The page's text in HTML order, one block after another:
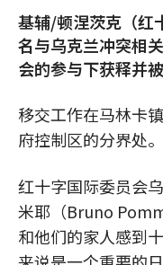
基辅/顿涅茨克（
名与乌克兰冲突相
会的参与下获释并
移交工作在马林卡
府控制区的分界处。
红十字国际委员会
米耶（Bruno
和他们的家人感到